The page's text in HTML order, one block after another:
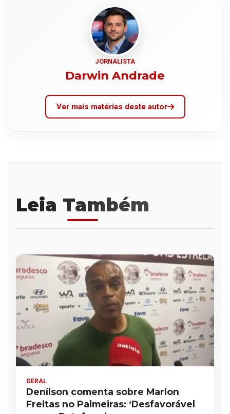
JORNALISTA
Darwin Andrade
Ver mais matérias deste autor
Leia Também
GERAL
Denílson comenta sobre Marlon
Freitas no Palmeiras: ‘Desfavorável